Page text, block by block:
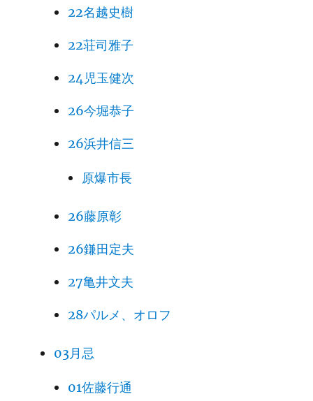
22名越史樹
22荘司雅子
24児玉健次
26今堀恭子
26浜井信三
原爆市長
26藤原彰
26鎌田定夫
27亀井文夫
28パルメ、オロフ
03月忌
01佐藤行通